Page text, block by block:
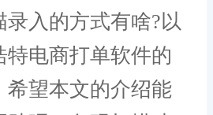
录入的方式有啥?以
特电商打单软件的
希望本文的介绍能